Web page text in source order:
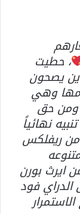
، حطيت
يصحون
وهي
ومن حق
نهائياً
ريفلكس
ايرث بورن
الدراي فود